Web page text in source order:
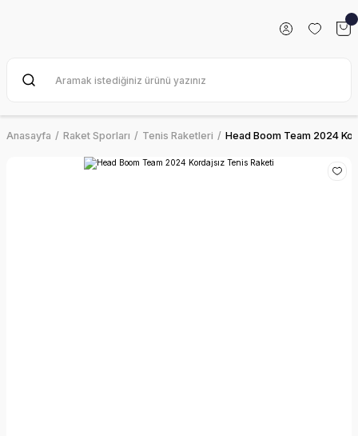
Anasayfa Raket Sporları Tenis Raketleri Head Boom Team 2024